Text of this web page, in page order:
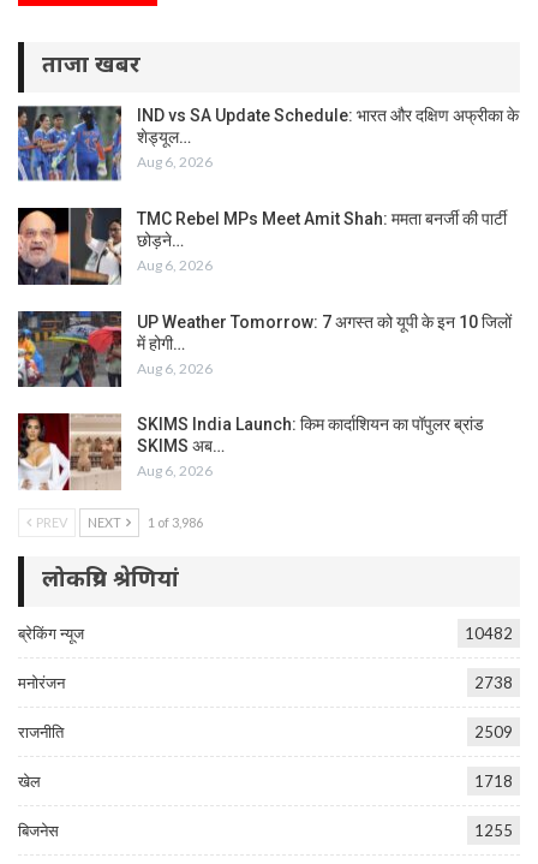
ताजा खबर
IND vs SA Update Schedule: भारत और दक्षिण अफ्रीका के
शेड्यूल…
Aug 6, 2026
TMC Rebel MPs Meet Amit Shah: ममता बनर्जी की पार्टी
छोड़ने…
Aug 6, 2026
UP Weather Tomorrow: 7 अगस्त को यूपी के इन 10 जिलों
में होगी…
Aug 6, 2026
SKIMS India Launch: किम कार्दाशियन का पॉपुलर ब्रांड
SKIMS अब…
Aug 6, 2026
PREV NEXT 1 of 3,986
लोकप्रिय श्रेणियां
ब्रेकिंग न्यूज 10482
मनोरंजन 2738
राजनीति 2509
खेल 1718
बिजनेस 1255